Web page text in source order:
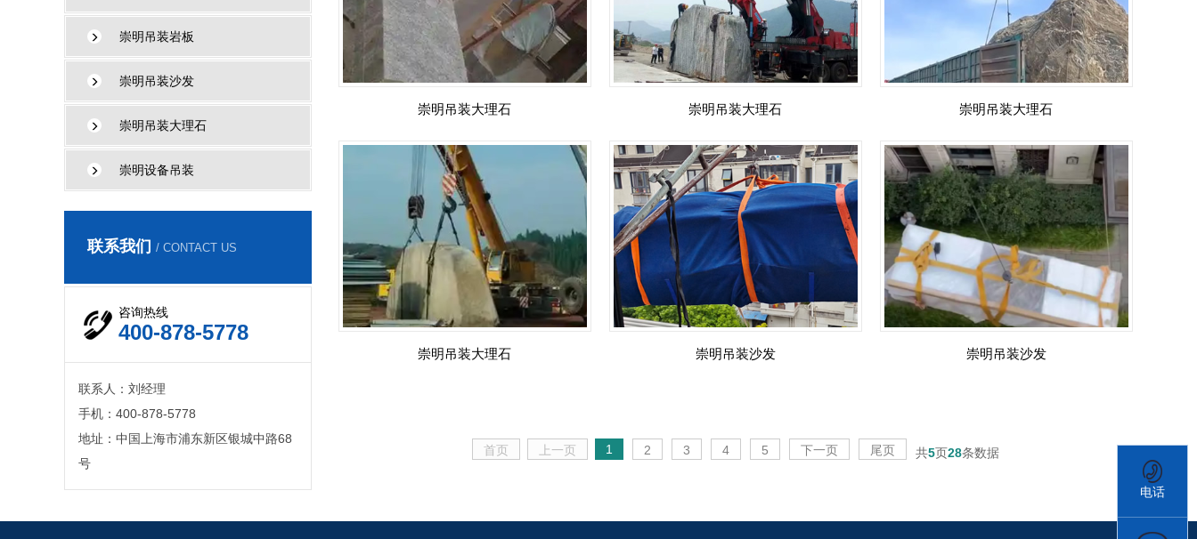
崇明吊装岩板
崇明吊装沙发
崇明吊装大理石
崇明设备吊装
联系我们 / CONTACT US
咨询热线
400-878-5778
联系人：刘经理
手机：400-878-5778
地址：中国上海市浦东新区银城中路68
号
崇明吊装大理石 崇明吊装大理石 崇明吊装大理石
崇明吊装大理石 崇明吊装沙发 崇明吊装沙发
首页 上一页 1 2 3 4 5 下一页 尾页 共5页28条数据
电话